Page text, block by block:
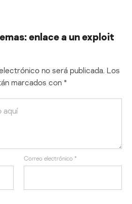
enlace a un exploit
no será publicada. Los
marcados con *
Correo electrónico *